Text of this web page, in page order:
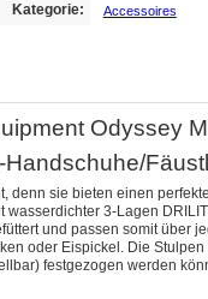
Kategorie: Accessoires
Odyssey
denn sie bieten einen
3-Lagen
und passen somit über
oder Eispickel. Die
festgezogen werden